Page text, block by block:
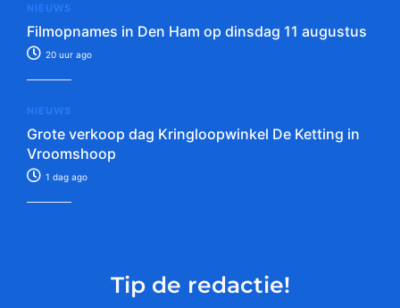
NIEUWS
Filmopnames in Den Ham op dinsdag 11 augustus
20 uur ago
NIEUWS
Grote verkoop dag Kringloopwinkel De Ketting in
Vroomshoop
1 dag ago
Tip de redactie!